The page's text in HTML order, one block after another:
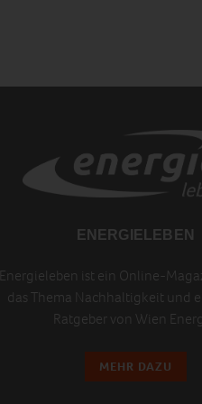
ENERGIELEBEN
Energieleben ist ein Online-
das Thema Nachhaltigkeit und
Ratgeber von Wien
MEHR DAZU